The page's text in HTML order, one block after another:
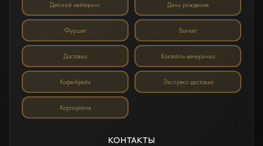
Детский кейтеринг День рождения
Фуршет Банкет
Доставка Коктейль-вечеринка
Кофе-брейк Экспресс-доставка
Корпоратив
КОНТАКТЫ